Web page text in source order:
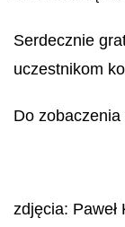
Serdecznie
uczestnikom
Do
zdjęcia: